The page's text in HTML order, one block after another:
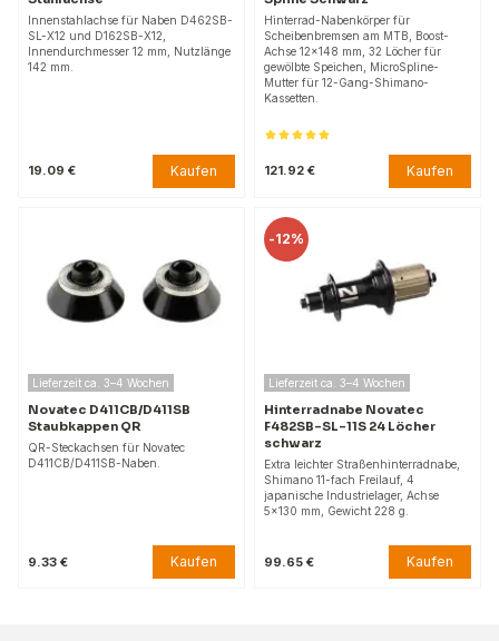
Innenstahlachse für Naben D462SB-
SL-X12 und D162SB-X12,
Innendurchmesser 12 mm, Nutzlänge
142 mm.
19.09 € Kaufen
Hinterrad-Nabenkörper für
Scheibenbremsen am MTB, Boost-
Achse 12x148 mm, 32 Löcher für
gewölbte Speichen, MicroSpline-
Mutter für 12-Gang-Shimano-
Kassetten.
121.92 € Kaufen
Lieferzeit ca. 3–4 Wochen
Novatec D411CB/D411SB
Staubkappen QR
QR-Steckachsen für Novatec
D411CB/D411SB-Naben.
9.33 € Kaufen
-12%
Lieferzeit ca. 3–4 Wochen
Hinterradnabe Novatec
F482SB-SL-11S 24 Löcher
schwarz
Extra leichter Straßenhinterradnabe,
Shimano 11-fach Freilauf, 4
japanische Industrielager, Achse
5x130 mm, Gewicht 228 g.
99.65 € Kaufen